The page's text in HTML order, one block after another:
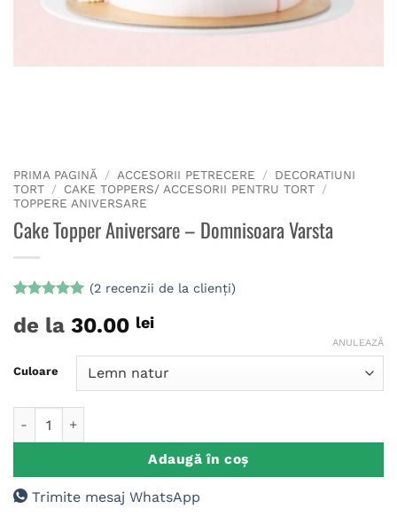
PRIMA PAGINĂ / ACCESORII PETRECERE / DECORATIUNI
TORT / CAKE TOPPERS/ ACCESORII PENTRU TORT /
TOPPERE ANIVERSARE
Cake Topper Aniversare – Domnisoara Varsta
5din 5 pe
baza a
la clienți
(2recenzii de la clienți)
de la 30.00 lei
Culoare
ANULEAZĂ
Adaugă în coș
Trimite mesaj WhatsApp